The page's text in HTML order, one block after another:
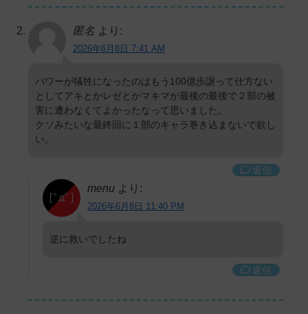
匿名 より:
2026年6月8日 7:41 AM
パワーが犠牲になったのはもう100億歩譲って仕方ない
としてアキとかレゼとかマキマが最後の最後で２部の被
害に遭わなくてよかったなって思いました。
クソみたいな最終回に１部のキャラ巻き込まないで欲し
い。
返信
menu より:
2026年6月8日 11:40 PM
逆に救いでしたね
返信